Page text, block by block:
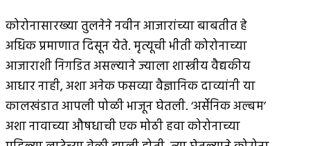
कोरोनासारख्या तुलनेने नवीन आजारांच्या बाबतीत हे
अधिक प्रमाणात दिसून येते. मृत्यूची भीती कोरोनाच्या
आजाराशी निगडित असल्याने ज्याला शास्त्रीय वैद्यकीय
आधार नाही, अशा अनेक फसव्या वैज्ञानिक दाव्यांनी या
कालखंडात आपली पोळी भाजून घेतली. ‘अर्सेनिक अल्बम’
अशा नावाच्या औषधाची एक मोठी हवा कोरोनाच्या